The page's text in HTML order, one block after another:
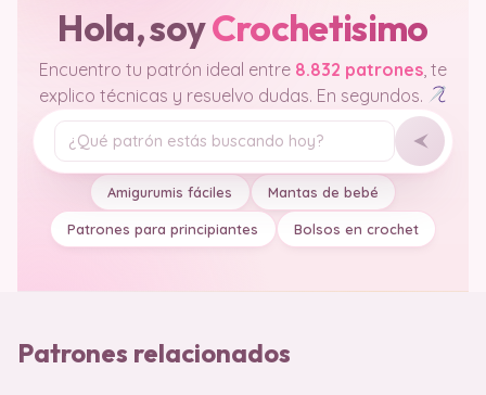
Hola, soyCrochetisimo
Encuentro tu patrón ideal entre 8.832 patrones , te
explico técnicas y resuelvo dudas. En segundos.
Tu pregunta
Amigurumis fáciles Mantas de bebé
Patrones para principiantes Bolsos en crochet
Patrones relacionados